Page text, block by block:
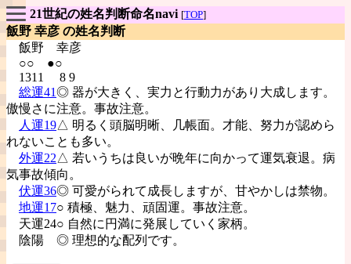
21世紀の姓名判断命名navi [TOP]
飯野 幸彦 の姓名判断
飯野 幸彦
○○ ●○
1311 8 9
総運41◎ 器が大きく、実力と行動力があり大成します。
傲慢さに注意。事故注意。
人運19△ 明るく頭脳明晰、几帳面。才能、努力が認めら
れないことも多い。
外運22△ 若いうちは良いが晩年に向かって運気衰退。病
気事故傾向。
伏運36◎ 可愛がられて成長しますが、甘やかしは禁物。
地運17○ 積極、魅力、頑固運。事故注意。
天運24○ 自然に円満に発展していく家柄。
陰陽 ◎ 理想的な配列です。